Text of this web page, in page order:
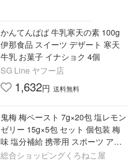
かんてんぱぱ 牛乳寒天の素 100g
伊那食品 スイーツ デザート 寒天
牛乳 お菓子 イナショク 4個
SG Line ヤフー店
1,632円 送料無料
鬼梅 梅ペースト 7g×20包 塩レモン
ゼリー 15g×5包 セット 個包装 梅
味 塩分補給 携帯用 スポーツ アウ
トドア 屋外作業 夏 ギフト
総合ショッピングくろねこ屋